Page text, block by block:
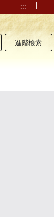
::: |
進階檢索